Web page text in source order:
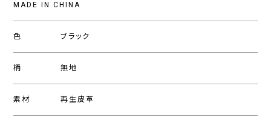
MADE IN CHINA
色 ブラック
柄 無地
素材 再生皮革